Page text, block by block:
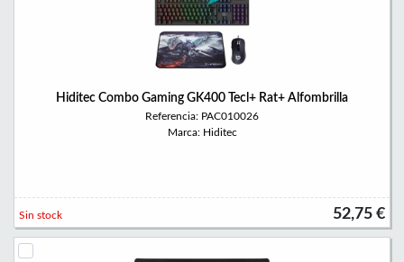
Hiditec Combo Gaming GK400 Tecl+ Rat+ Alfombrilla
Referencia: PAC010026
Marca: Hiditec
52,75 €
Sin stock